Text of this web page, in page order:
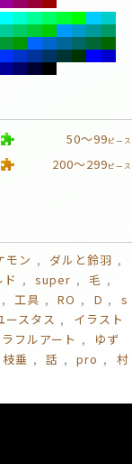
50～99ピース
200～299ピース
モン
ダルと鈴羽
super
毛
工具 RO D
s
ースタス
イラスト
フルアート
ゆず
枝垂 話 pro
村